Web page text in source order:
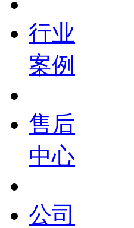
行业
案例
售后
中心
公司